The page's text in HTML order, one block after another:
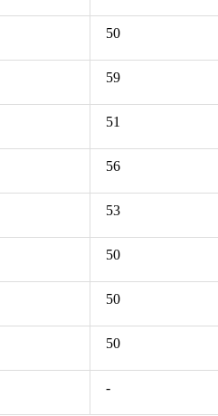
50
59
51
56
53
50
50
50
-